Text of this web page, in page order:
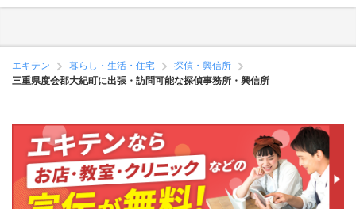
エキテン 暮らし・生活・住宅
探偵・興信所
三重県度会郡大紀町に出張・訪問可能な探偵事務所・興信所